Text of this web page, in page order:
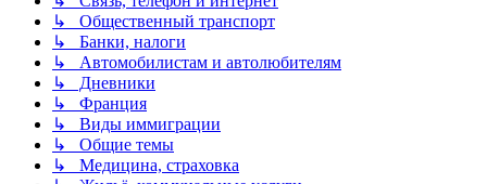
↳ Общественный транспорт
↳ Банки, налоги
↳ Автомобилистам и автолюбителям
↳ Дневники
↳ Франция
↳ Виды иммиграции
↳ Общие темы
↳ Медицина, страховка